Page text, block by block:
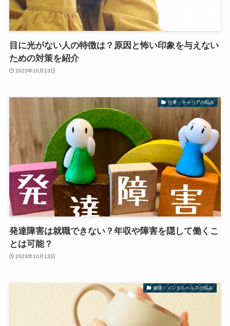
目に光がない人の特徴は？原因と怖い印象を与えない
ための対策を紹介
2023年10月13日
仕事・キャリアの悩み
発達障害は就職できない？年収や障害を隠して働くこ
とは可能？
2023年10月13日
健康・メンタルヘルスの悩み